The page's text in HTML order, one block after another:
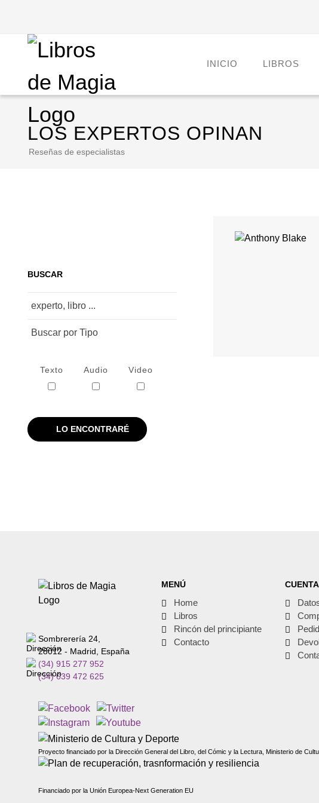
INICIO LIBROS
LOS EXPERTOS OPINAN
Reseñas de especialistas
BUSCAR
Buscar por Tipo
Texto Audio Video
LO ENCONTRARÉ
Sombrerería 24,
28012 - Madrid, España
(34) 915 277 952
(34) 639 472 625
MENÚ
Home
Libros
Rincón del principiante
Contacto
CUENTA
Proyecto financiado por la Dirección General del Libro, del Cómic y la Lectura, Ministerio de
Financiado por la Unión Europea-Next Generation EU